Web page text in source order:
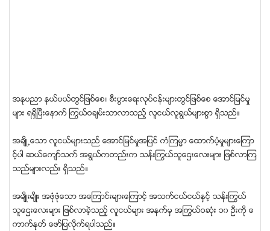
အႏုပညာ နယ္ပယ္တြင္ျဖစ္ေစ၊ စီးပြားေရးလုပ္ငန္းမ်ားတြင္ျဖစ္ေစ ေအာင္ျမင္မႈ
မ်ား ရရွိၿပီးေနာက္ ႂကြယ္ဝခ်မ္းသာလာသည့္ လူငယ္လူရြယ္မ်ားစြာ ရွိသည္။
အခ်ိဳ႕ေသာ လူငယ္မ်ားသည္ ေအာင္ျမင္မႈအျပင္ ကံၾကမၼာ ေထာက္ပံ့မႈမ်ားေၾကာ
င့္ပါ ဆယ္ေက်ာ္သက္ အရြယ္ကတည္းက သန္းႂကြယ္သူေဌးေလးမ်ား ျဖစ္လာၾက
သည္မ်ားလည္း ရွိသည္။
အမ်ိဳးမ်ိဳး အဖံုဖံုေသာ အေၾကာင္းမ်ားေၾကာင့္ အသက္ငယ္ငယ္ႏွင့္ သန္းႂကြယ္
သူေဌးေလးမ်ား ျဖစ္လာခဲ့သည့္ လူငယ္မ်ား အနက္မွ အႂကြယ္ဝဆံုး ၁၀ ဦးကို ေ
ကာက္ႏုတ္ ေဖာ္ျပလုိက္ရပါသည္။